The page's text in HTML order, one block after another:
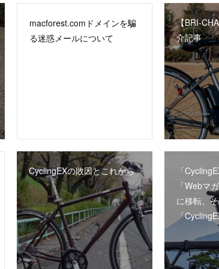
macforest.comドメインを騙
る迷惑メールについて
【BRI-
介記事
CyclingEXの敗因とこれから
「
「Webマ
に移転、
「